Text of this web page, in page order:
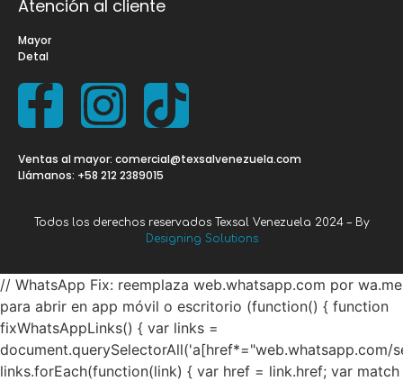
Atención al cliente
Mayor
Detal
Ventas al mayor: comercial@texsalvenezuela.com
Llámanos: +58 212 2389015
Todos los derechos reservados Texsal Venezuela 2024 – By
Designing Solutions
// WhatsApp Fix: reemplaza web.whatsapp.com por wa.me
para abrir en app móvil o escritorio (function() { function
fixWhatsAppLinks() { var links =
document.querySelectorAll('a[href*="web.whatsapp.com/
links.forEach(function(link) { var href = link.href; var match